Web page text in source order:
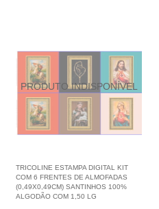
TRICOLINE ESTAMPA DIGITAL KIT
COM 6 FRENTES DE ALMOFADAS
(0,49X0,49CM) SANTINHOS 100%
ALGODÃO COM 1,50 LG